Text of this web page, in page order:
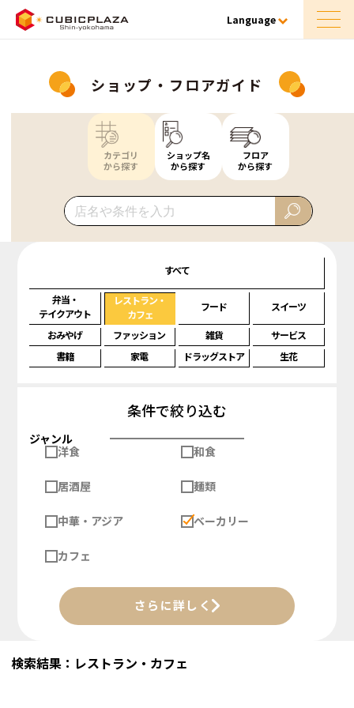
Language
ショップ・フロアガイド
カテゴリ
から探す
ショップ名
から探す
フロア
から探す
すべて
弁当・
テイクアウト
レストラン・
カフェ
フード スイーツ
おみやげ ファッション 雑貨
サービス
書籍
家電 ドラッグストア 生花
条件で絞り込む
ジャンル
洋食
和食
居酒屋 麺類
中華・アジア ベーカリー
カフェ
さらに詳しく
検索結果：レストラン・カフェ